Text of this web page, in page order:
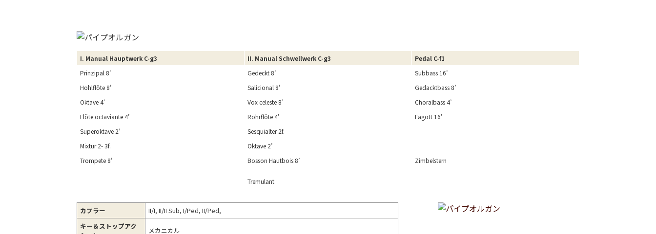
I. Manual Hauptwerk C-g3 II. ManualSchwellwerk C-g3
Pedal C-f1
Prinzipal 8’
Gedeckt 8’
Subbass 16’
Hohlflöte 8’
Salicional 8’
Gedacktbass 8’
Oktave 4’
Vox celeste 8’
Choralbass 4’
Flöte octaviante 4’
Rohrflöte 4’
Fagott 16’
Superoktave 2’
Sesquialter 2f.
Mixtur 2- 3f.
Oktave 2’
Trompete 8’
Bosson Hautbois 8’ Zimbelstern
Tremulant
カプラー
II/I, II/II Sub, I/Ped, II/Ped,
キー＆ストップアク
メカニカル